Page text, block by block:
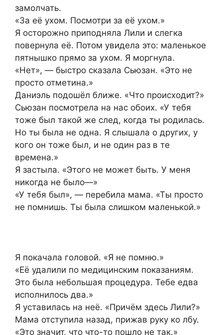
замолчать.
«За её ухом. Посмотри за её ухом.»
Я осторожно приподняла Лили и слегка
повернула её. Потом увидела это: маленькое
пятнышко прямо за ухом. Я моргнула.
«Нет», — быстро сказала Сьюзан. «Это не
просто отметина.»
Даниэль подошёл ближе. «Что происходит?»
Сьюзан посмотрела на нас обоих. «У тебя
тоже был такой же след, когда ты родилась.
Но ты была не одна. Я слышала о других, у
кого он тоже был, и не один раз в те
времена.»
Я застыла. «Этого не может быть. У меня
никогда не было—»
«У тебя был», — перебила мама. «Ты просто
не помнишь. Ты была слишком маленькой.»
Я покачала головой. «Я не помню.»
«Её удалили по медицинским показаниям.
Это была небольшая процедура. Тебе едва
исполнилось два.»
Я уставилась на неё. «Причём здесь Лили?»
Мама отступила назад, прижав руку ко лбу.
«Это значит, что что-то пошло не так.»